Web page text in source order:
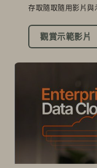
存取隨取隨用影片與
觀賞示範影片